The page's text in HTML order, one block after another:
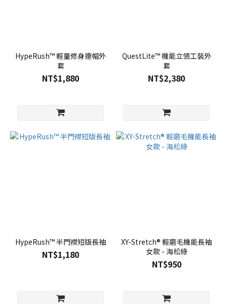
HypeRush™ 輕量修身連帽外
套
NT$1,880
QuestLite™ 機能立領工裝外
套
NT$2,380
HypeRush™ 半門襟短版長袖
NT$1,180
XY-Stretch® 輕磨毛機能長袖
女款 - 海松綠
NT$950